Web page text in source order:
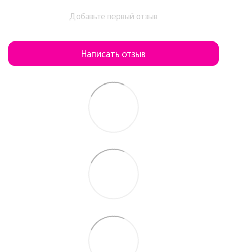
Добавьте первый отзыв
Написать отзыв